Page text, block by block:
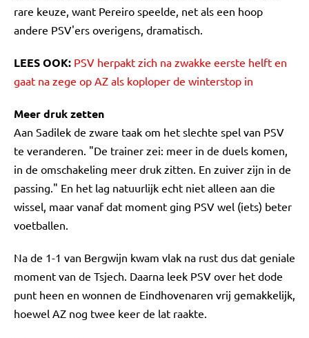
rare keuze, want Pereiro speelde, net als een hoop
andere PSV'ers overigens, dramatisch.
LEES OOK: PSV herpakt zich na zwakke eerste helft en
gaat na zege op AZ als koploper de winterstop in
Meer druk zetten
Aan Sadilek de zware taak om het slechte spel van PSV
te veranderen. "De trainer zei: meer in de duels komen,
in de omschakeling meer druk zitten. En zuiver zijn in de
passing." En het lag natuurlijk echt niet alleen aan die
wissel, maar vanaf dat moment ging PSV wel (iets) beter
voetballen.
Na de 1-1 van Bergwijn kwam vlak na rust dus dat geniale
moment van de Tsjech. Daarna leek PSV over het dode
punt heen en wonnen de Eindhovenaren vrij gemakkelijk,
hoewel AZ nog twee keer de lat raakte.